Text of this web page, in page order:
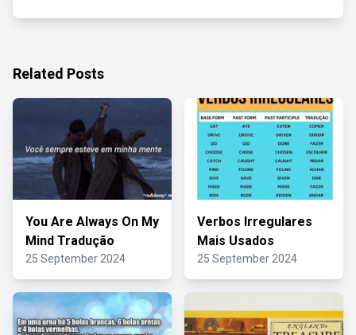
Related Posts
You Are Always On My
Mind Tradução
25 September 2024
Verbos Irregulares
Mais Usados
25 September 2024